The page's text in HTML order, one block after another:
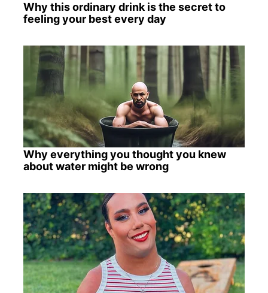
Why this ordinary drink is the secret to
feeling your best every day
Why everything you thought you knew
about water might be wrong